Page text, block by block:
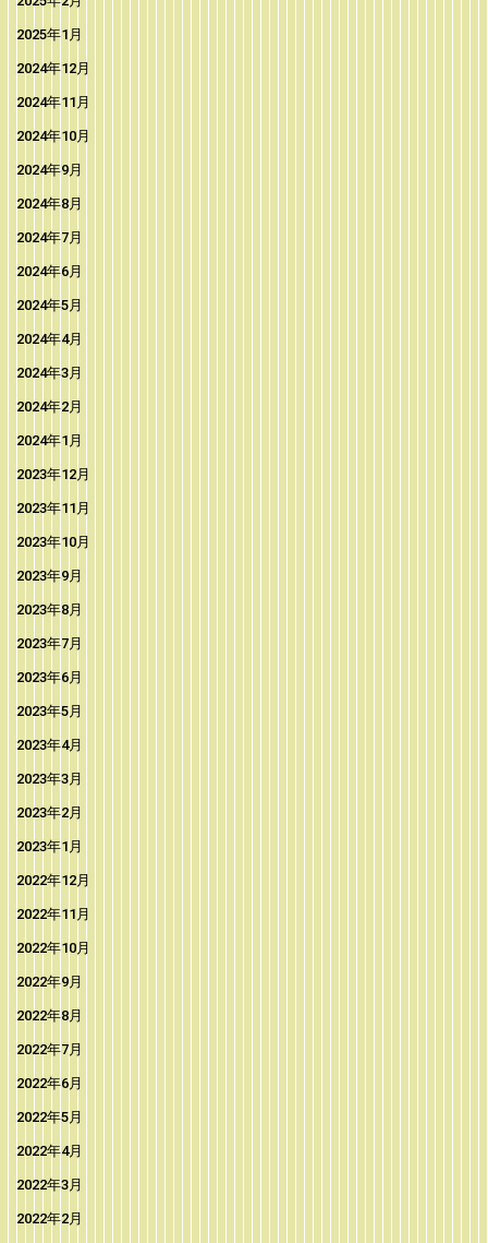
2025年1月
2024年12月
2024年11月
2024年10月
2024年9月
2024年8月
2024年7月
2024年6月
2024年5月
2024年4月
2024年3月
2024年2月
2024年1月
2023年12月
2023年11月
2023年10月
2023年9月
2023年8月
2023年7月
2023年6月
2023年5月
2023年4月
2023年3月
2023年2月
2023年1月
2022年12月
2022年11月
2022年10月
2022年9月
2022年8月
2022年7月
2022年6月
2022年5月
2022年4月
2022年3月
2022年2月